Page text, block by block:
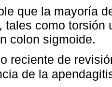
que la mayoría
tales como torsión
colon sigmoide.
reciente de
de la